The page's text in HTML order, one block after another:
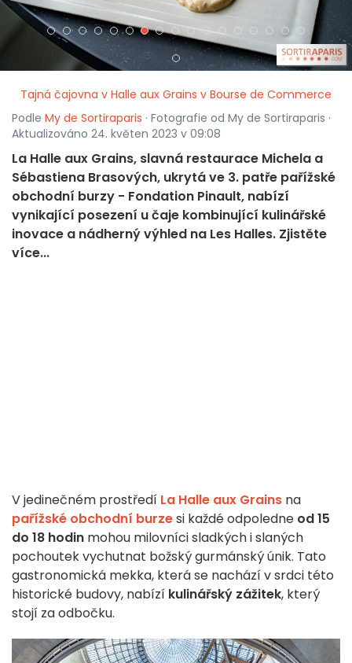
Tajná čajovna v Halle aux Grains v Bourse de Commerce
Podle My de Sortiraparis · Fotografie od My de Sortiraparis ·
Aktualizováno 24. květen 2023 v 09:08
La Halle aux Grains, slavná restaurace Michela a
Sébastiena Brasových, ukrytá ve 3. patře pařížské
obchodní burzy - Fondation Pinault, nabízí
vynikající posezení u čaje kombinující kulinářské
inovace a nádherný výhled na Les Halles. Zjistěte
více...
V jedinečném prostředí La Halle aux Grains na
pařížské obchodní burzesi každé odpoledne od 15
do 18 hodin mohou milovníci sladkých i slaných
pochoutek vychutnat božský gurmánský únik. Tato
gastronomická mekka, která se nachází v srdci této
historické budovy, nabízí kulinářský zážitek, který
stojí za odbočku.